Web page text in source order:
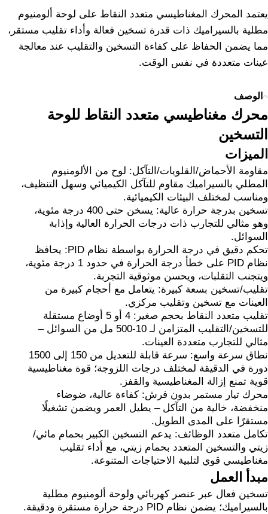
يعتمد المحرك المغناطيسي متعدد النقاط على لوحة ألومنيوم
مطلية بالسيراميك ذات قدرة تسخين فعالة وأداء تقليب مستقر،
مما يضمن الحفاظ على كفاءة التسخين والتقليب عند معالجة
عينات متعددة في نفس الوقت.
الوصف
محرك مغناطيسي متعدد النقاط للوحة
التسخين
الميزات
مقاومة الأحماض/القلويات/التآكل: لوح من الألومنيوم
المطلي بالسيراميك مقاوم للتآكل الكيميائي وسهل التنظيف،
ومناسب لمختلف البيئات الكيميائية.
تسخين بدرجة حرارة عالية: يسخن حتى 400 درجة مئوية،
وهو مثالي للتجارب ذات درجات الحرارة العالية وإذابة
السوائل.
تحكم دقيق في درجة الحرارة بواسطة نظام PID: يحافظ
نظام PID على خطأ درجة الحرارة في حدود 1 درجة مئوية،
ويتجنب التقلبات، ويحسن موثوقية التجربة.
تقليب/تسخين بسعة كبيرة: يتعامل مع أحجام كبيرة من
العينات مع تسخين وتقليب مركزي.
تقليب متعدد النقاط بحجم صغير: 4 أو 5 أوضاع مستقلة
للتسخين/التقليب المتزامن لـ 10-500 مل من السوائل –
مثالي للتجارب متعددة العينات.
نطاق سرعة واسع: سرعة قابلة للتعديل من 150 إلى 1500
دورة في الدقيقة لمختلف درجات اللزوجة؛ قوة مغناطيسية
قوية تمنع إزالة المغناطيسية والقفز.
محرك تيار مستمر بدون فرش: كفاءة عالية، ضوضاء
منخفضة، خالية من التآكل – يطيل العمر ويضمن تشغيلًا
مستقرًا على المدى الطويل.
تكامل متعدد الوظائف: يدعم التسخين الكبير بحمام مائي/
زيتي والتسخين المتعدد بحمام زيتي، مع أداء تقليب
مغناطيسي قوي لتلبية الاحتياجات المتنوعة.
مبدأ العمل
تسخين فعال عبر عنصر كهربائي ولوحة ألومنيوم مطلية
بالسيراميك؛ يضمن نظام PID درجة حرارة مستقرة ودقيقة.